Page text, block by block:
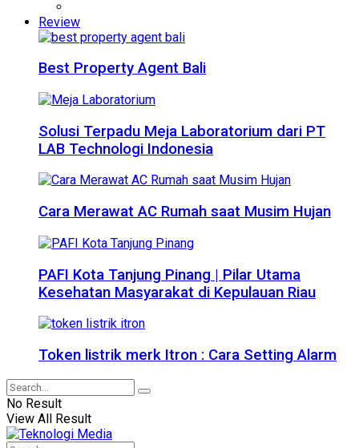
Review
Best Property Agent Bali
Solusi Terpadu Meja Laboratorium dari PT
LAB Technologi Indonesia
Cara Merawat AC Rumah saat Musim Hujan
PAFI Kota Tanjung Pinang | Pilar Utama
Kesehatan Masyarakat di Kepulauan Riau
Token listrik merk Itron : Cara Setting Alarm
No Result
View All Result